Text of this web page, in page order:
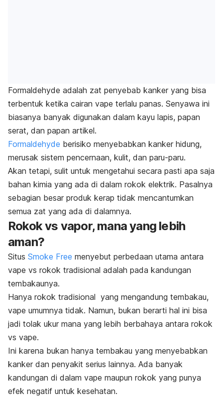
Formaldehyde adalah zat penyebab kanker yang bisa
terbentuk ketika cairan vape terlalu panas. Senyawa ini
biasanya banyak digunakan dalam kayu lapis, papan
serat, dan papan artikel.
Formaldehyde berisiko menyebabkan kanker hidung,
merusak sistem pencernaan, kulit, dan paru-paru.
Akan tetapi, sulit untuk mengetahui secara pasti apa saja
bahan kimia yang ada di dalam rokok elektrik. Pasalnya
sebagian besar produk kerap tidak mencantumkan
semua zat yang ada di dalamnya.
Rokok vs vapor, mana yang lebih
aman?
Situs Smoke Free menyebut perbedaan utama antara
vape vs rokok tradisional adalah pada kandungan
tembakaunya.
Hanya rokok tradisional yang mengandung tembakau,
vape umumnya tidak. Namun, bukan berarti hal ini bisa
jadi tolak ukur mana yang lebih berbahaya antara rokok
vs vape.
Ini karena bukan hanya tembakau yang menyebabkan
kanker dan penyakit serius lainnya. Ada banyak
kandungan di dalam vape maupun rokok yang punya
efek negatif untuk kesehatan.